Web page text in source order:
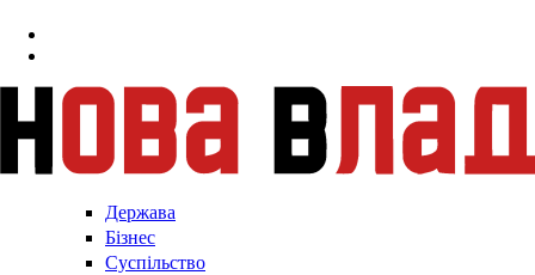
Держава
Бізнес
Суспільство